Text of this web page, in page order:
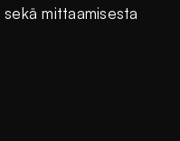
mittaamisesta